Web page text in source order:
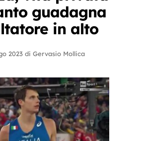
guadagna
in alto
2023 di Gervasio Mollica